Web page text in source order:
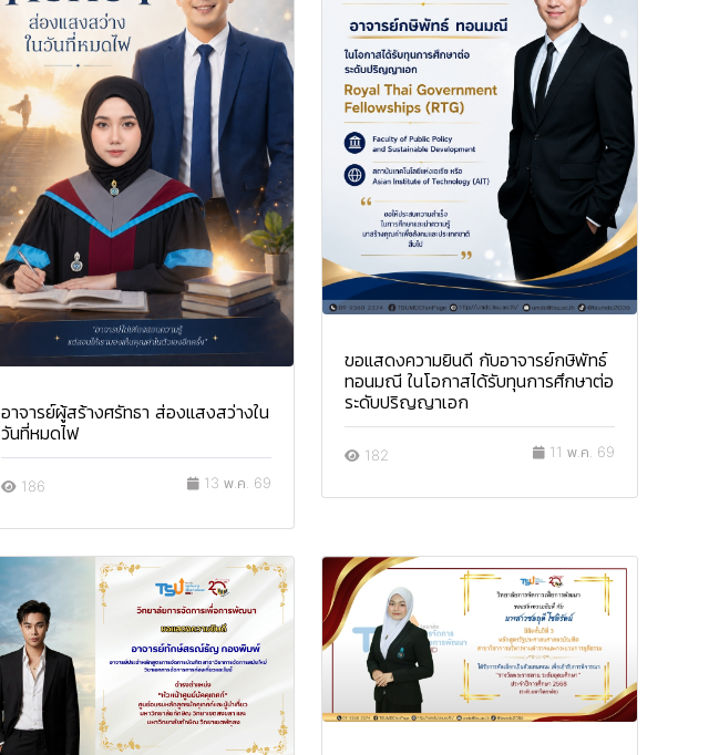
อาจารย์ผู้สร้างศรัทธา ส่องแสงสว่างใน
วันที่หมดไฟ
186 13 พ.ค. 69
ขอแสดงความยินดี กับอาจารย์กษิพัทธ์
ทอนมณี ในโอกาสได้รับทุนการศึกษาต่อ
ระดับปริญญาเอก
182 11 พ.ค. 69